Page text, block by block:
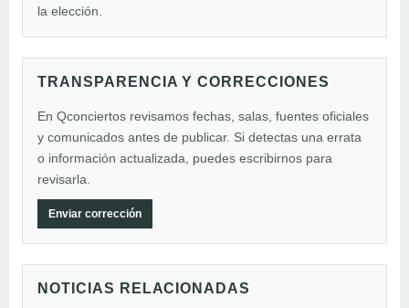
la elección.
TRANSPARENCIA Y CORRECCIONES
En Qconciertos revisamos fechas, salas, fuentes oficiales
y comunicados antes de publicar. Si detectas una errata
o información actualizada, puedes escribirnos para
revisarla.
Enviar corrección
NOTICIAS RELACIONADAS